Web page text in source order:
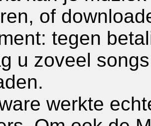
of
tegen
u zoveel
werkte